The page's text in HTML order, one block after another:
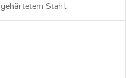
gehärtetem Stahl.